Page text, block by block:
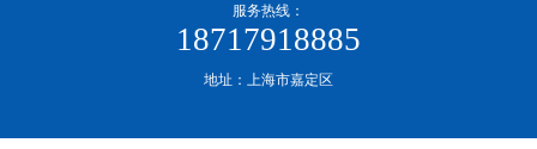
服务热线：
18717918885
地址：上海市嘉定区